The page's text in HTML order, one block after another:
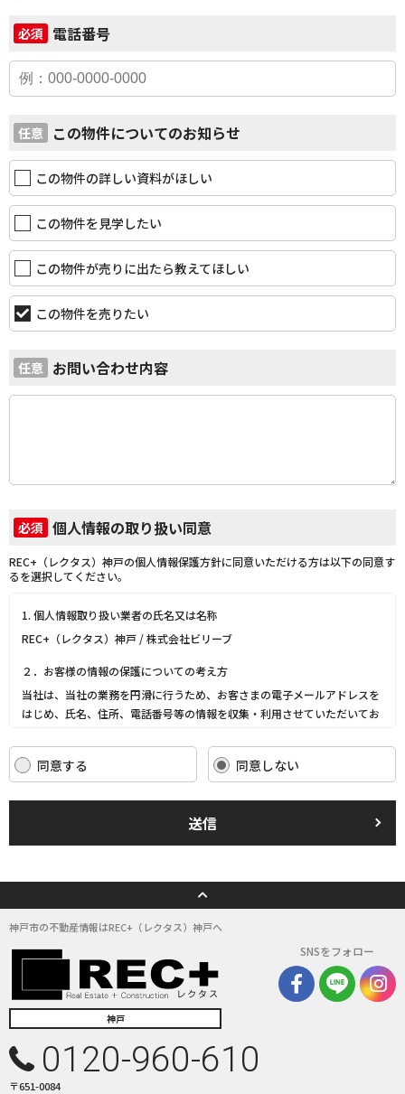
必須 電話番号
任意 この物件についてのお知らせ
この物件の詳しい資料がほしい
この物件を見学したい
この物件が売りに出たら教えてほしい
この物件を売りたい
任意 お問い合わせ内容
必須 個人情報の取り扱い同意
REC+（レクタス）神戸の個人情報保護方針に同意いただける方は以下の同意す
るを選択してください。
1. 個人情報取り扱い業者の氏名又は名称
REC+（レクタス）神戸 / 株式会社ビリーブ
２．お客様の情報の保護についての考え方
当社は、当社の業務を円滑に行うため、お客さまの電子メールアドレスを
はじめ、氏名、住所、電話番号等の情報を収集・利用させていただいてお
当社は、これらのお客さまの個人情報（以下「お客さま情報」といいま
す。）の適正な保護を重大な責務と認識し、この責務を果たすために、次
法令を遵守し、適切に取り扱います。また、適宜取扱いの改善に努めま
す。
ます。また、取引先等に対しても適切にお客さま情報を取り扱うように要
(3) お客さま情報の収集に際しては、利用目的を特定して通知または公表
(4) お客さま情報の漏洩、紛失、改ざん等を防止するために必要な 対策を
講じて適切な管理を行います。
(5) 保有するお客さま情報について、お客さま本人からの開示、訂正、削
除、利用停止の依頼を所定の窓口でお受けして、誠意をもって対応いたし
具体的には、以下の内容に従ってお客さま情報の取り扱いをいたします。
３．お客様の情報の利用目的
同意する 同意しない
送信
神戸市の不動産情報はREC+（レクタス）神戸へ
神戸
SNSをフォロー
0120-960-610
〒651-0084